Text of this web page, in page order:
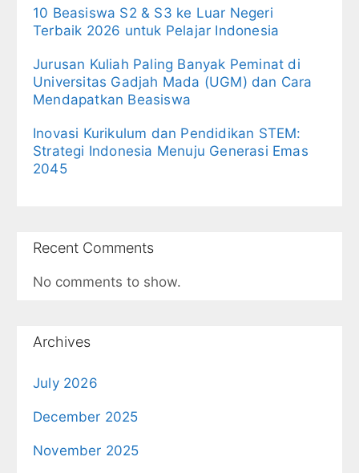
10 Beasiswa S2 & S3 ke Luar Negeri
Terbaik 2026 untuk Pelajar Indonesia
Jurusan Kuliah Paling Banyak Peminat di
Universitas Gadjah Mada (UGM) dan Cara
Mendapatkan Beasiswa
Inovasi Kurikulum dan Pendidikan STEM:
Strategi Indonesia Menuju Generasi Emas
2045
Recent Comments
No comments to show.
Archives
July 2026
December 2025
November 2025